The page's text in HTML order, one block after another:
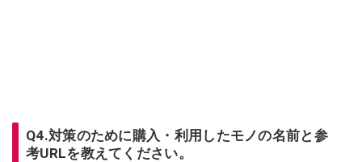
Q4.対策のために購入・利用したモノの名前と参
考URLを教えてください。